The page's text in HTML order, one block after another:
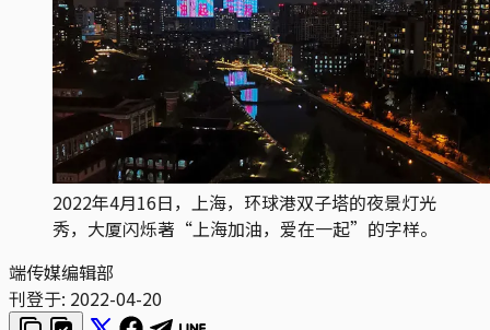
2022年4月16日，上海，环球港双子塔的夜景灯光
秀，大厦闪烁著“上海加油，爱在一起”的字样。
端传媒编辑部
刊登于: 2022-04-20